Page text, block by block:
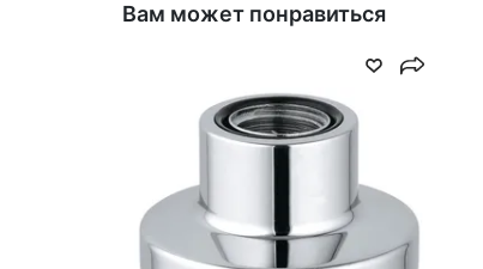
Вам может понравиться